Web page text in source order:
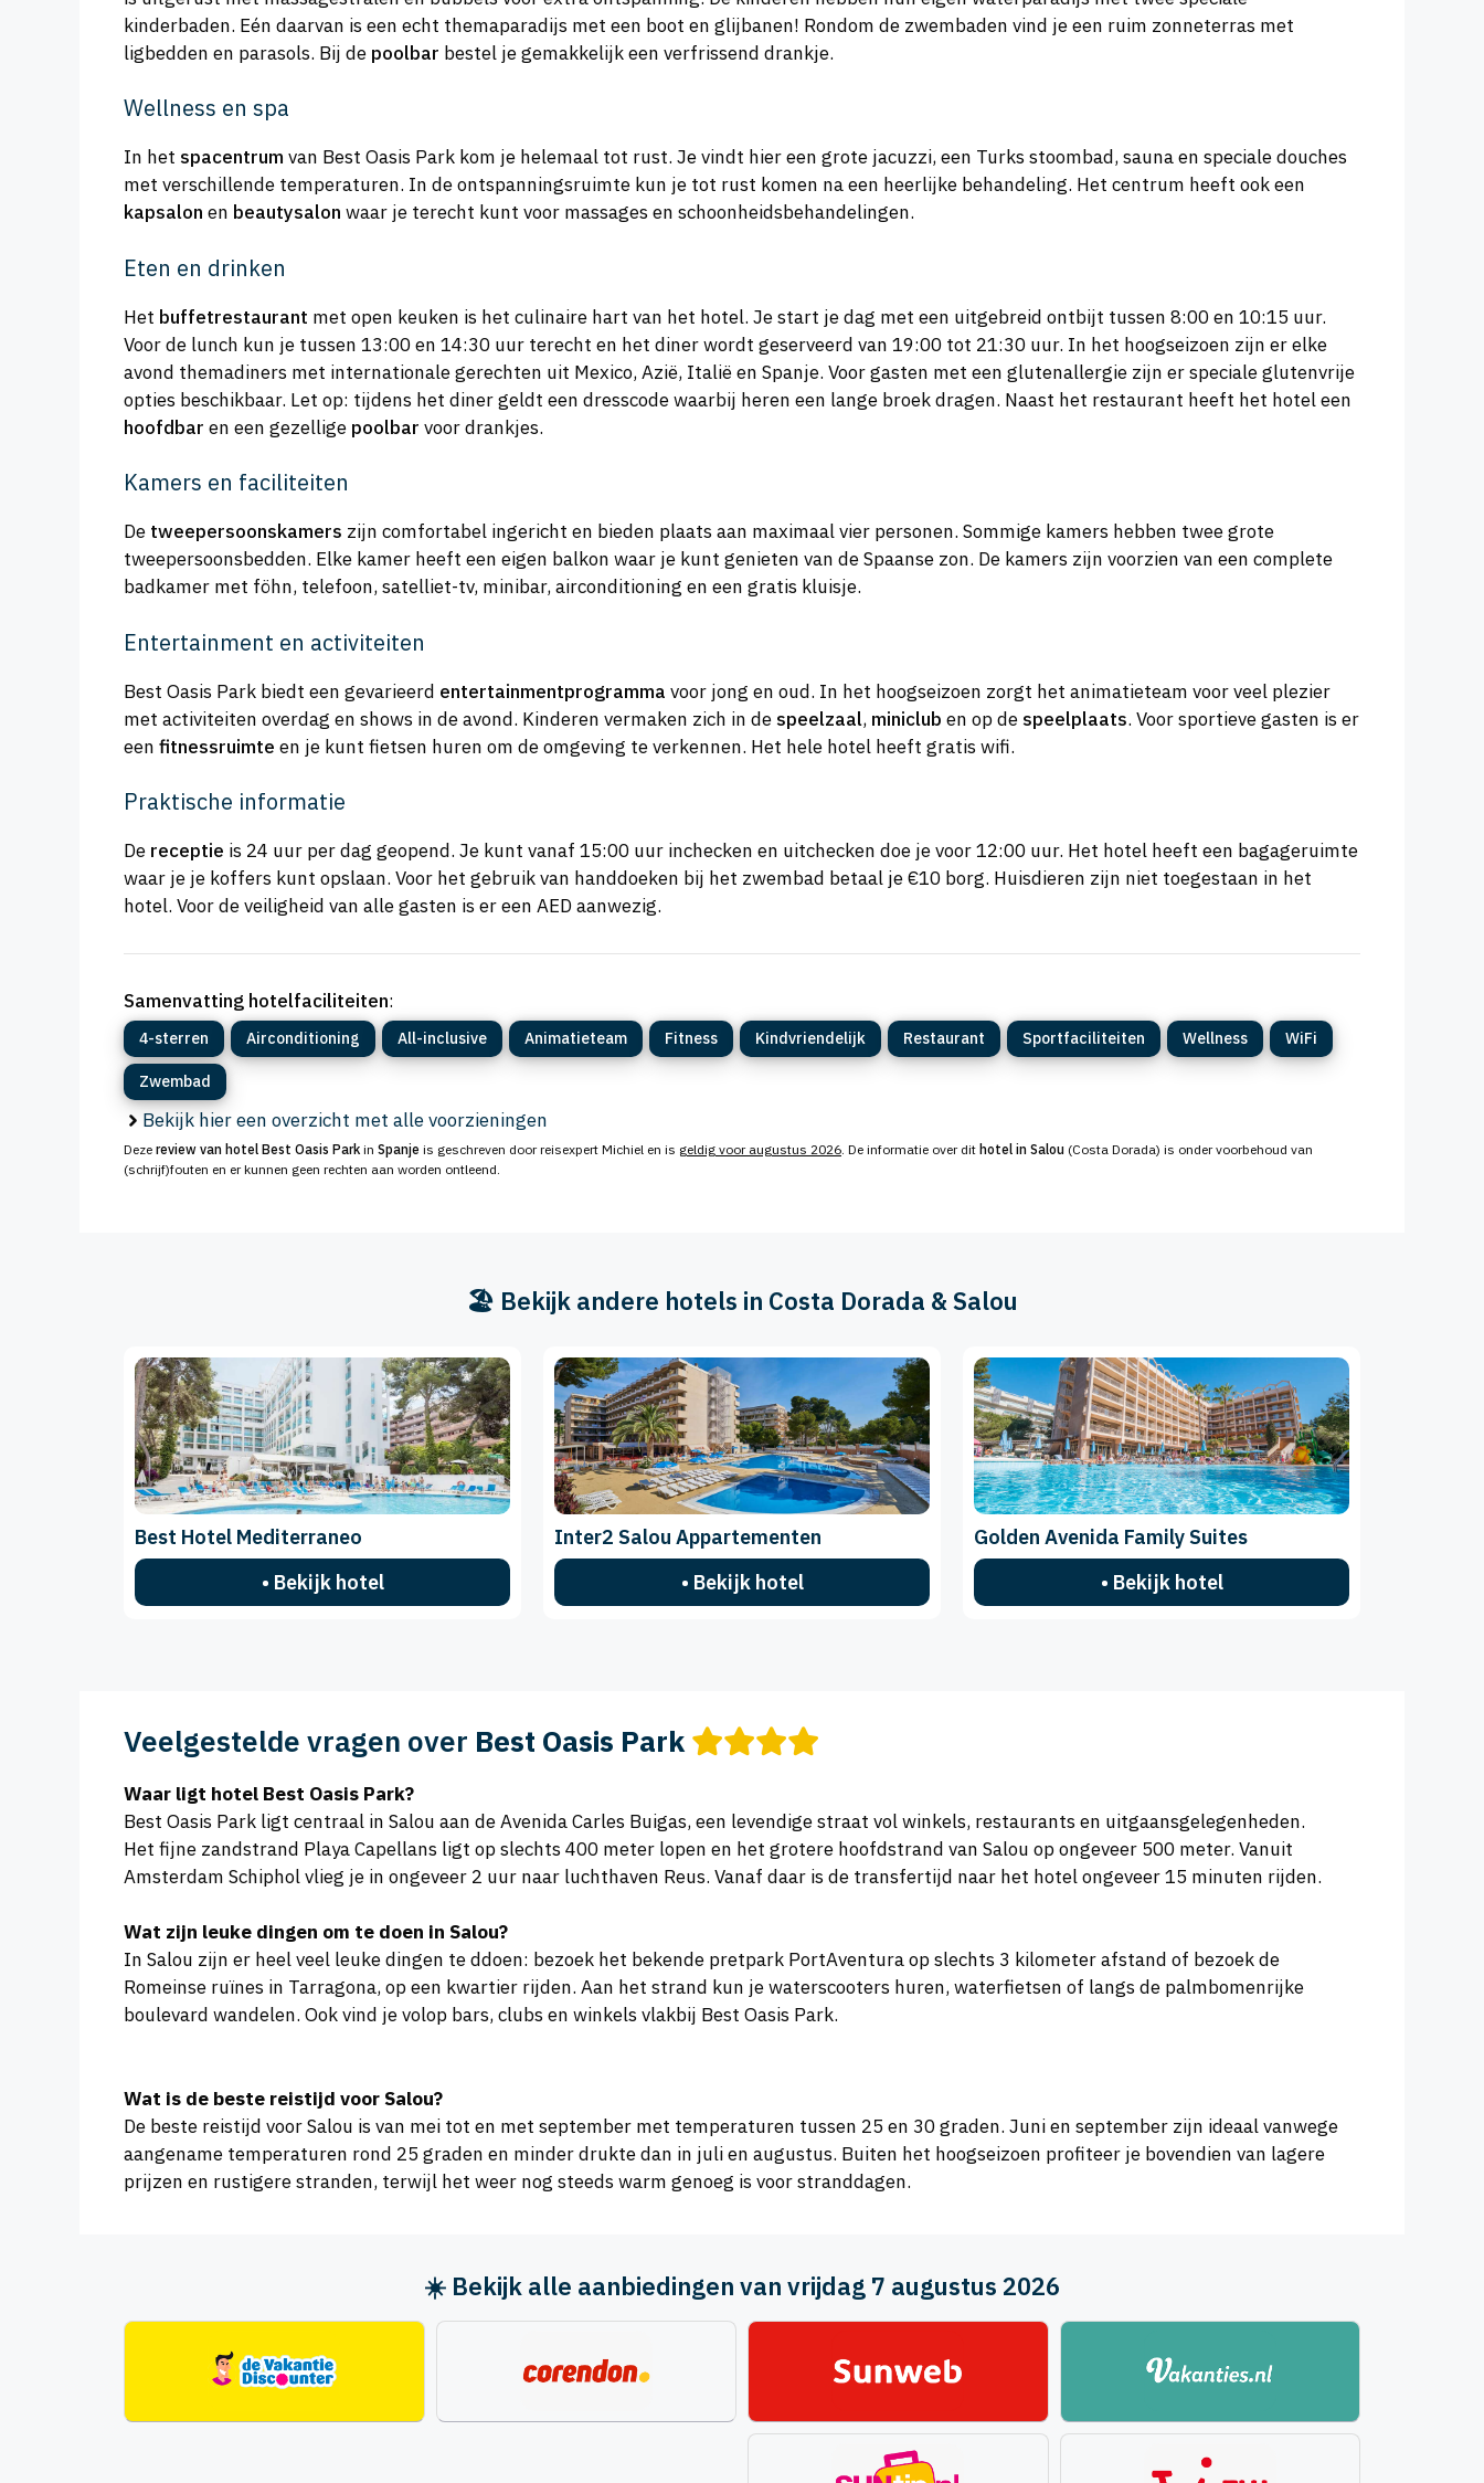
kinderbaden. Eén daarvan is een echt themaparadijs met een boot en glijbanen! Rondom de zwembaden vind je een ruim zonneterras met
ligbedden en parasols. Bij de poolbar bestel je gemakkelijk een verfrissend drankje.
Wellness en spa
In het spacentrum van Best Oasis Park kom je helemaal tot rust. Je vindt hier een grote jacuzzi, een Turks stoombad, sauna en speciale douches
met verschillende temperaturen. In de ontspanningsruimte kun je tot rust komen na een heerlijke behandeling. Het centrum heeft ook een
kapsalon en beautysalon waar je terecht kunt voor massages en schoonheidsbehandelingen.
Eten en drinken
Het buffetrestaurant met open keuken is het culinaire hart van het hotel. Je start je dag met een uitgebreid ontbijt tussen 8:00 en 10:15 uur.
Voor de lunch kun je tussen 13:00 en 14:30 uur terecht en het diner wordt geserveerd van 19:00 tot 21:30 uur. In het hoogseizoen zijn er elke
avond themadiners met internationale gerechten uit Mexico, Azië, Italië en Spanje. Voor gasten met een glutenallergie zijn er speciale glutenvrije
opties beschikbaar. Let op: tijdens het diner geldt een dresscode waarbij heren een lange broek dragen. Naast het restaurant heeft het hotel een
hoofdbar en een gezellige poolbar voor drankjes.
Kamers en faciliteiten
De tweepersoonskamers zijn comfortabel ingericht en bieden plaats aan maximaal vier personen. Sommige kamers hebben twee grote
tweepersoonsbedden. Elke kamer heeft een eigen balkon waar je kunt genieten van de Spaanse zon. De kamers zijn voorzien van een complete
badkamer met föhn, telefoon, satelliet-tv, minibar, airconditioning en een gratis kluisje.
Entertainment en activiteiten
Best Oasis Park biedt een gevarieerd entertainmentprogramma voor jong en oud. In het hoogseizoen zorgt het animatieteam voor veel plezier
met activiteiten overdag en shows in de avond. Kinderen vermaken zich in de speelzaal, miniclub en op de speelplaats. Voor sportieve gasten is er
een fitnessruimte en je kunt fietsen huren om de omgeving te verkennen. Het hele hotel heeft gratis wifi.
Praktische informatie
De receptie is 24 uur per dag geopend. Je kunt vanaf 15:00 uur inchecken en uitchecken doe je voor 12:00 uur. Het hotel heeft een bagageruimte
waar je je koffers kunt opslaan. Voor het gebruik van handdoeken bij het zwembad betaal je €10 borg. Huisdieren zijn niet toegestaan in het
hotel. Voor de veiligheid van alle gasten is er een AED aanwezig.
Samenvatting hotelfaciliteiten:
4-sterren Airconditioning All-inclusive Animatieteam Fitness Kindvriendelijk Restaurant Sportfaciliteiten Wellness WiFi
Zwembad
Bekijk hier een overzicht met alle voorzieningen
Deze review van hotel Best Oasis Park in Spanje is geschreven door reisexpert Michiel en is geldig voor augustus 2026. De informatie over dit hotel in Salou (Costa Dorada) is onder voorbehoud van
(schrijf)fouten en er kunnen geen rechten aan worden ontleend.
🏖️ Bekijk andere hotels in Costa Dorada & Salou
Best Hotel Mediterraneo
• Bekijk hotel
Inter2 Salou Appartementen
• Bekijk hotel
Golden Avenida Family Suites
• Bekijk hotel
Veelgestelde vragen over Best Oasis Park
Waar ligt hotel Best Oasis Park?
Best Oasis Park ligt centraal in Salou aan de Avenida Carles Buigas, een levendige straat vol winkels, restaurants en uitgaansgelegenheden.
Het fijne zandstrand Playa Capellans ligt op slechts 400 meter lopen en het grotere hoofdstrand van Salou op ongeveer 500 meter. Vanuit
Amsterdam Schiphol vlieg je in ongeveer 2 uur naar luchthaven Reus. Vanaf daar is de transfertijd naar het hotel ongeveer 15 minuten rijden.
Wat zijn leuke dingen om te doen in Salou?
In Salou zijn er heel veel leuke dingen te ddoen: bezoek het bekende pretpark PortAventura op slechts 3 kilometer afstand of bezoek de
Romeinse ruïnes in Tarragona, op een kwartier rijden. Aan het strand kun je waterscooters huren, waterfietsen of langs de palmbomenrijke
boulevard wandelen. Ook vind je volop bars, clubs en winkels vlakbij Best Oasis Park.
Wat is de beste reistijd voor Salou?
De beste reistijd voor Salou is van mei tot en met september met temperaturen tussen 25 en 30 graden. Juni en september zijn ideaal vanwege
aangename temperaturen rond 25 graden en minder drukte dan in juli en augustus. Buiten het hoogseizoen profiteer je bovendien van lagere
prijzen en rustigere stranden, terwijl het weer nog steeds warm genoeg is voor stranddagen.
☀️ Bekijk alle aanbiedingen van vrijdag 7 augustus 2026